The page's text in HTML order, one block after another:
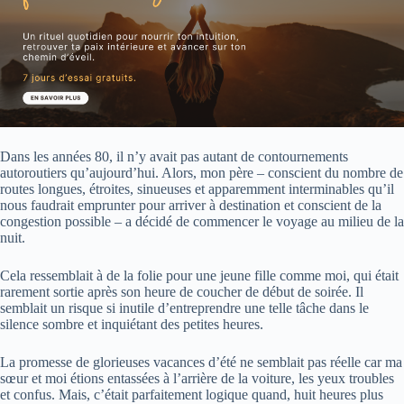
Dans les années 80, il n’y avait pas autant de contournements
autoroutiers qu’aujourd’hui. Alors, mon père – conscient du nombre de
routes longues, étroites, sinueuses et apparemment interminables qu’il
nous faudrait emprunter pour arriver à destination et conscient de la
congestion possible – a décidé de commencer le voyage au milieu de la
nuit.
Cela ressemblait à de la folie pour une jeune fille comme moi, qui était
rarement sortie après son heure de coucher de début de soirée. Il
semblait un risque si inutile d’entreprendre une telle tâche dans le
silence sombre et inquiétant des petites heures.
La promesse de glorieuses vacances d’été ne semblait pas réelle car ma
sœur et moi étions entassées à l’arrière de la voiture, les yeux troubles
et confus. Mais, c’était parfaitement logique quand, huit heures plus